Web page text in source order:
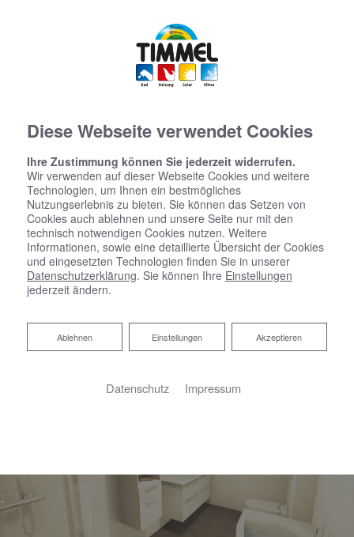
Startseite»Bad»Badinspiration & Musterbäder»Komfort-Bad 7 ㎡
Komfort-Bad 7 ㎡
Diese Webseite verwendet Cookies
Ihre Zustimmung können Sie jederzeit widerrufen.
Wir verwenden auf dieser Webseite Cookies und weitere
Technologien, um Ihnen ein bestmögliches
Nutzungserlebnis zu bieten. Sie können das Setzen von
Cookies auch ablehnen und unsere Seite nur mit den
technisch notwendigen Cookies nutzen. Weitere
Informationen, sowie eine detaillierte Übersicht der Cookies
und eingesetzten Technologien finden Sie in unserer
Datenschutzerklärung. Sie können Ihre Einstellungen
jederzeit ändern.
Akzeptieren
Einstellungen
Ablehnen
Ablehnen
Datenschutz Impressum